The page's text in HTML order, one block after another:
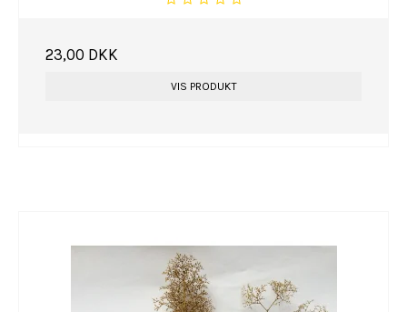
23,00 DKK
VIS PRODUKT